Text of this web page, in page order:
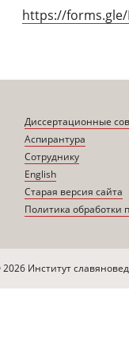
https://
Диссертационные
Аспирантура
Сотруднику
English
Старая версия сайта
Политика обработки
Институт